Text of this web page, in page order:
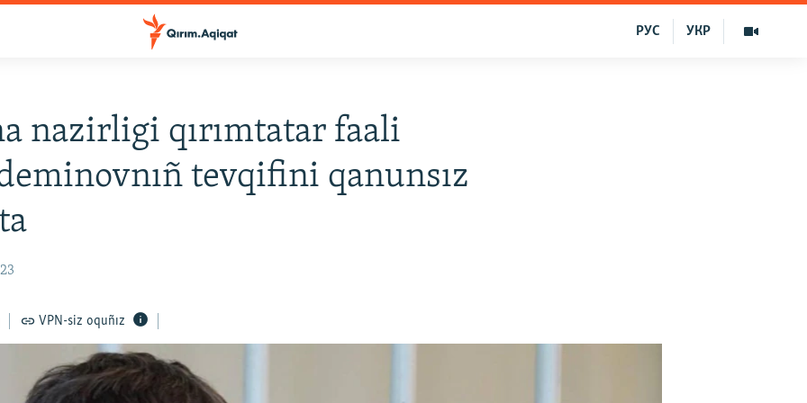
УКР
РУС
nazirligi qırımtatar faali
tevqifini qanunsız
VPN-siz oquñız